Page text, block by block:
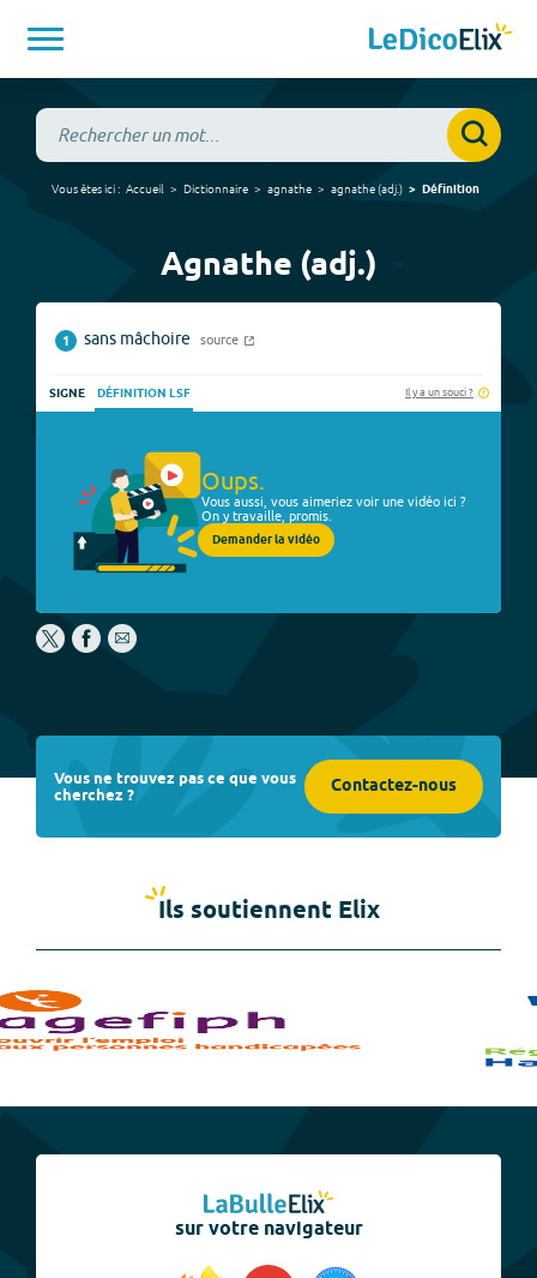
Vous êtes ici : Accueil Dictionnaire agnathe agnathe(adj.) Définition
Agnathe (adj.)
1 sans mâchoire source
SIGNE DÉFINITION LSF Il y a un souci ?
Oups.
Vous aussi, vous aimeriez voir une vidéo ici ?
On y travaille, promis.
Demander la vidéo
Vous ne trouvez pas ce que vous
cherchez ? Contactez-nous
Ils soutiennent Elix
sur votre navigateur